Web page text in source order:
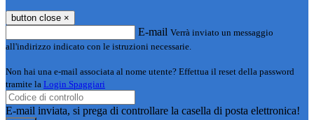
button close ×
E-mail Verrà inviato un messaggio
all'indirizzo indicato con le istruzioni necessarie.
Non hai una e-mail associata al nome utente? Effettua il reset della password
tramite la Login Spaggiari
E-mail inviata, si prega di controllare la casella di posta elettronica!